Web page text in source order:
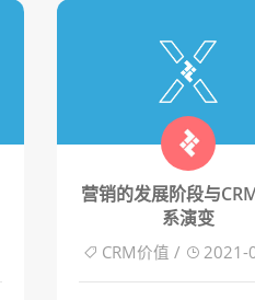
营销的发展阶段与
系演变
CRM价值 / 2021-